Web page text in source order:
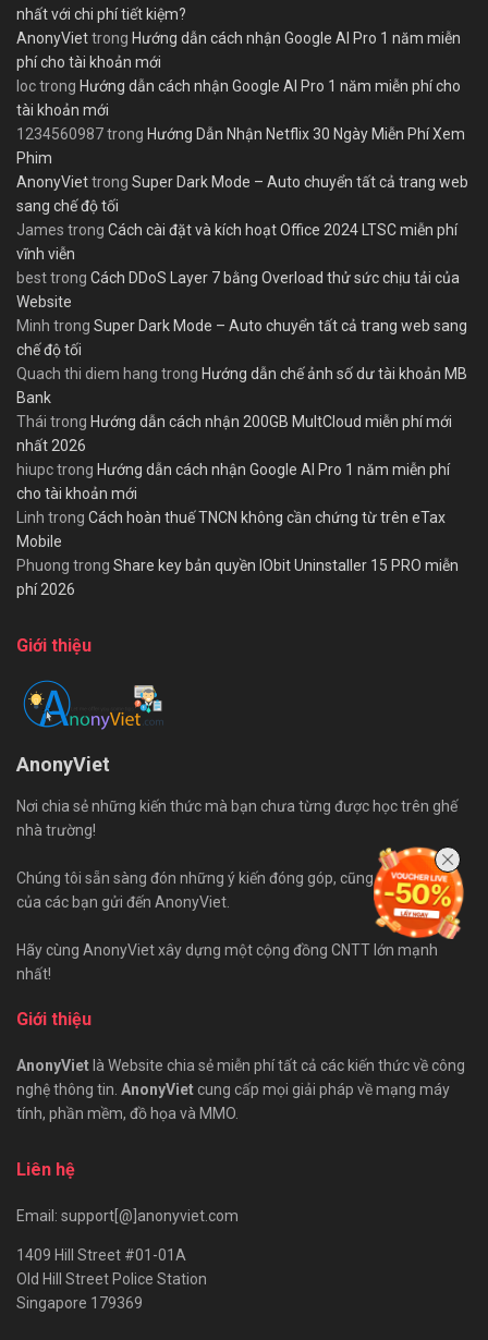
nhất với chi phí tiết kiệm?
AnonyViettrong Hướng dẫn cách nhận Google AI Pro 1 năm miễn
phí cho tài khoản mới
loctrong Hướng dẫn cách nhận Google AI Pro 1 năm miễn phí cho
tài khoản mới
1234560987trong Hướng Dẫn Nhận Netflix 30 Ngày Miễn Phí Xem
Phim
AnonyViettrong Super Dark Mode – Auto chuyển tất cả trang web
sang chế độ tối
James trong Cách cài đặt và kích hoạt Office 2024 LTSC miễn phí
vĩnh viễn
besttrong Cách DDoS Layer 7 bằng Overload thử sức chịu tải của
Website
Minh trong Super Dark Mode – Auto chuyển tất cả trang web sang
chế độ tối
Quach thi diem hang trong Hướng dẫn chế ảnh số dư tài khoản MB
Bank
Thái trong Hướng dẫn cách nhận 200GB MultCloud miễn phí mới
nhất 2026
hiupctrong Hướng dẫn cách nhận Google AI Pro 1 năm miễn phí
cho tài khoản mới
Linh trong Cách hoàn thuế TNCN không cần chứng từ trên eTax
Mobile
Phuong trong Share key bản quyền IObit Uninstaller 15 PRO miễn
phí 2026
Giới thiệu
AnonyViet
Nơi chia sẻ những kiến thức mà bạn chưa từng được học trên ghế
nhà trường!
Chúng tôi sẵn sàng đón những ý kiến đóng góp, cũng như bài viết
của các bạn gửi đến AnonyViet.
Hãy cùng AnonyViet xây dựng một cộng đồng CNTT lớn mạnh
nhất!
Giới thiệu
AnonyVietlà Website chia sẻ miễn phí tất cả các kiến thức về công
nghệ thông tin. AnonyViet cung cấp mọi giải pháp về mạng máy
tính, phần mềm, đồ họa và MMO.
Liên hệ
Email: support[@]anonyviet.com
1409 Hill Street #01-01A
Old Hill Street Police Station
Singapore 179369